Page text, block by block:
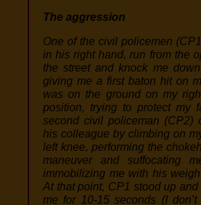
The aggression
One of the civil policemen
in his right hand, run from the
the street and knock me
giving me a first baton hit on
was on the ground on my
position, trying to protect my
second civil policeman (CP2)
his colleague by climbing on
left knee, performing the
maneuver and suffocating
immobilizing me with his
At that point, CP1 stood up
me for 10-15 seconds (I don’t